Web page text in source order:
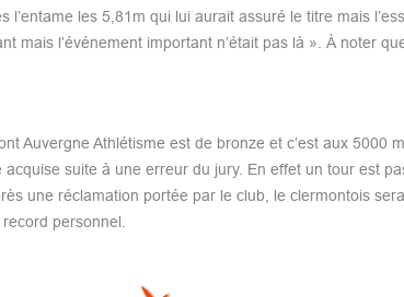
l’entame les 5,81m qui lui aurait assuré le titre mais
mais l’événement important n’était pas là ». À noter
Auvergne Athlétisme est de bronze et c’est aux 5000
acquise suite à une erreur du jury. En effet un tour est
une réclamation portée par le club, le clermontois
personnel.